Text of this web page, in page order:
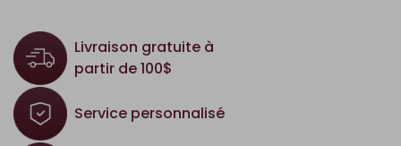
Livraison gratuite à
partir de 100$
Service personnalisé